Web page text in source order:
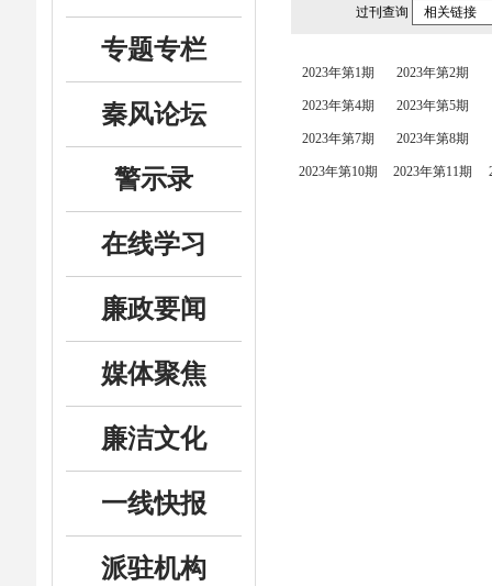
专题专栏
秦风论坛
警示录
在线学习
廉政要闻
媒体聚焦
廉洁文化
一线快报
派驻机构
过刊查询 相关链接
2023年第1期 2023年第2期
2023年第4期 2023年第5期
2023年第7期 2023年第8期
2023年第10期 2023年第11期